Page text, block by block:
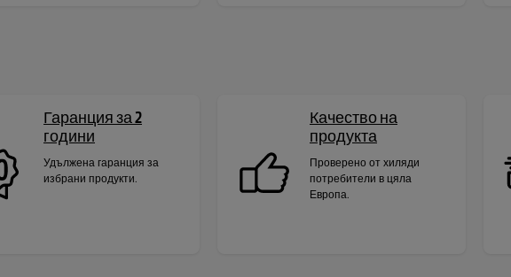
Гаранция за 2
години
Удължена гаранция за
избрани продукти.
Качество на
продукта
Проверено от хиляди
потребители в цяла
Европа.